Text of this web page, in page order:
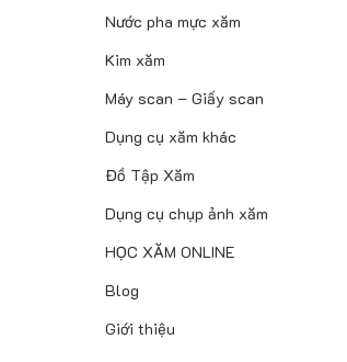
Nước pha mực xăm
Kim xăm
Máy scan – Giấy scan
Dụng cụ xăm khác
Đồ Tập Xăm
Dụng cụ chụp ảnh xăm
HỌC XĂM ONLINE
Blog
Giới thiệu